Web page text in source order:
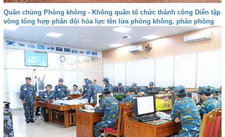
Quân chủng Phòng không - Không quân tổ chức thành công Diễn tập
vòng tổng hợp phân đội hỏa lực tên lửa phòng không, pháo phòng
không, Zsu-23-4M năm 2025